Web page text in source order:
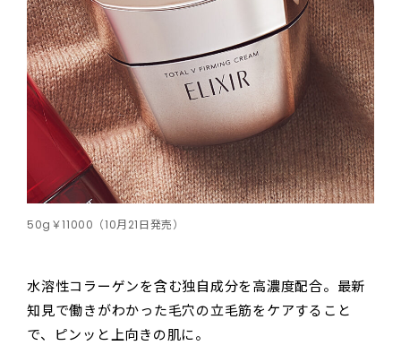
50g￥11000（10月21日発売）
水溶性コラーゲンを含む独自成分を高濃度配合。最新
知見で働きがわかった毛穴の立毛筋をケアすること
で、ピンッと上向きの肌に。